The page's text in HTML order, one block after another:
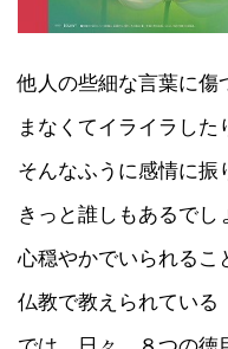
他人の些細な言葉に傷
まなくてイライラした
そんなふうに感情に振
きっと誰しもあるでし
心穏やかでいられるこ
仏教で教えられている